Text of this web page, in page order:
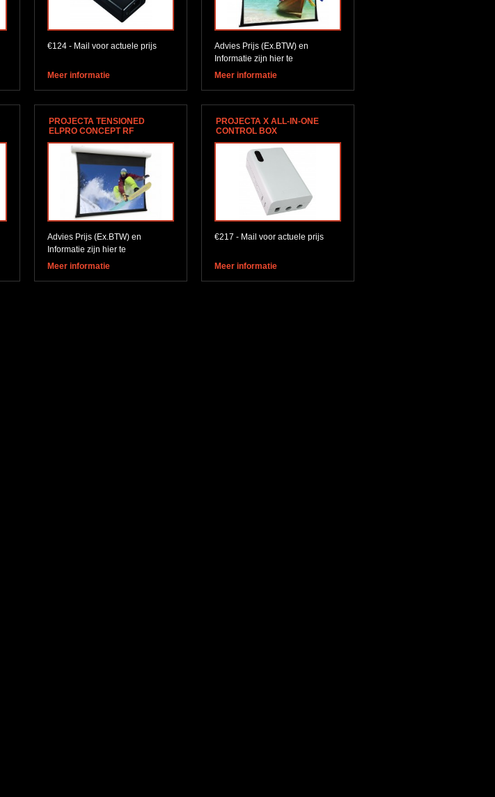
€124 - Mail voor actuele prijs
Meer informatie
Advies Prijs (Ex.BTW) en
Informatie zijn hier te
downloaden
Meer informatie
PROJECTA TENSIONED
ELPRO CONCEPT RF
Advies Prijs (Ex.BTW) en
Informatie zijn hier te
downloaden
Meer informatie
PROJECTA X ALL-IN-ONE
CONTROL BOX
€217 - Mail voor actuele prijs
Meer informatie